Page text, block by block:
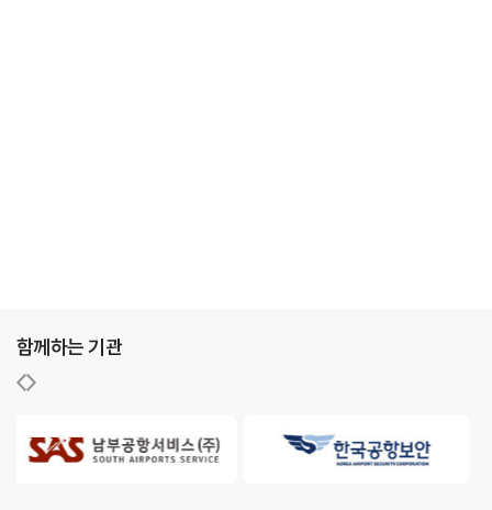
함께하는 기관